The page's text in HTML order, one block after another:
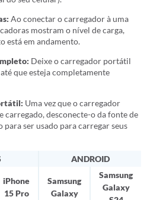
Ao conectar o carregador à uma
mostram o nível de carga,
está em andamento.
Deixe o carregador portátil
que esteja completamente
Uma vez que o carregador
desconecte-o da fonte de
ser usado para carregar seus
ANDROID
iPhone
15 Pro
Samsung
Galaxy
Samsung
Galaxy